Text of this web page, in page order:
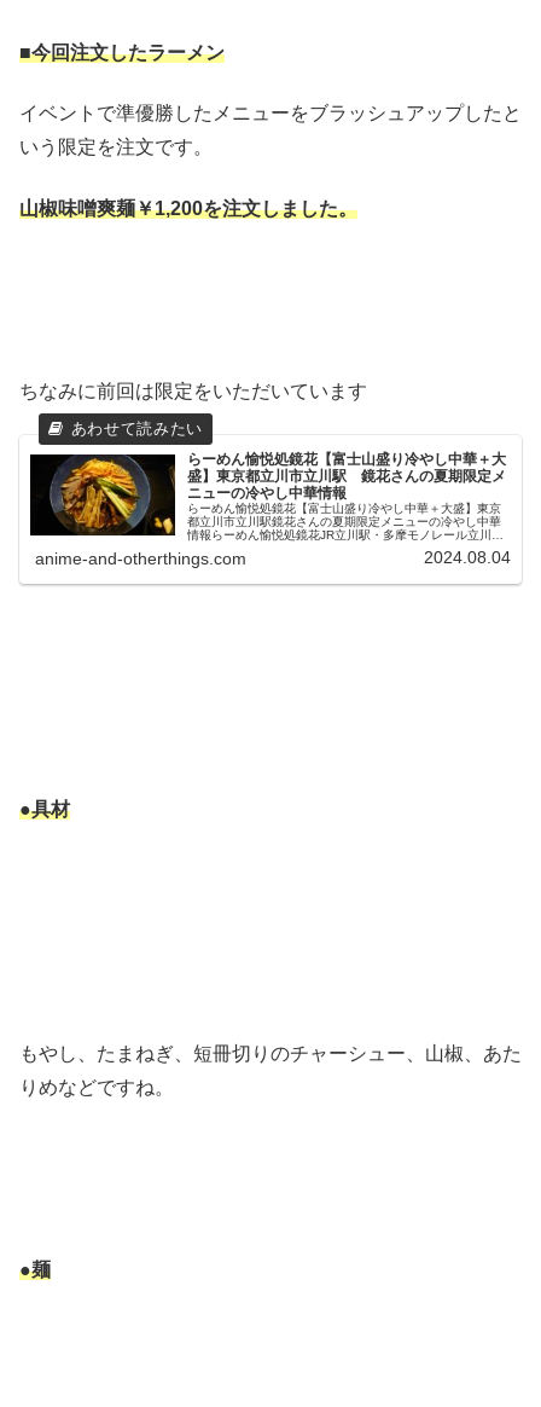
■今回注文したラーメン
イベントで準優勝したメニューをブラッシュアップしたと
いう限定を注文です。
山椒味噌爽麺￥1,200を注文しました。
ちなみに前回は限定をいただいています
らーめん愉悦処鏡花【富士山盛り冷やし中華＋大
盛】東京都立川市立川駅 鏡花さんの夏期限定メ
ニューの冷やし中華情報
らーめん愉悦処鏡花【富士山盛り冷やし中華＋大盛】東京
都立川市立川駅鏡花さんの夏期限定メニューの冷やし中華
情報らーめん愉悦処鏡花JR立川駅・多摩モノレール立川南
来立川でも人気のお店でもありま...
anime-and-otherthings.com 2024.08.04
●具材
もやし、たまねぎ、短冊切りのチャーシュー、山椒、あた
りめなどですね。
●麺